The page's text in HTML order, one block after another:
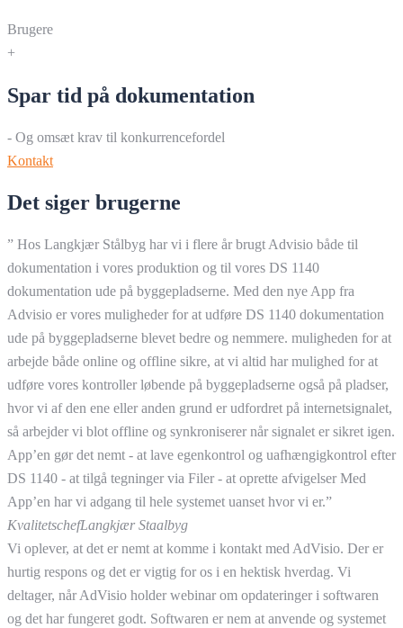
Brugere
+
Spar tid på dokumentation
- Og omsæt krav til konkurrencefordel
Kontakt
Det siger brugerne
” Hos Langkjær Stålbyg har vi i flere år brugt Advisio både til
dokumentation i vores produktion og til vores DS 1140
dokumentation ude på byggepladserne. Med den nye App fra
Advisio er vores muligheder for at udføre DS 1140 dokumentation
ude på byggepladserne blevet bedre og nemmere. muligheden for at
arbejde både online og offline sikre, at vi altid har mulighed for at
udføre vores kontroller løbende på byggepladserne også på pladser,
hvor vi af den ene eller anden grund er udfordret på internetsignalet,
så arbejder vi blot offline og synkroniserer når signalet er sikret igen.
App’en gør det nemt - at lave egenkontrol og uafhængigkontrol efter
DS 1140 - at tilgå tegninger via Filer - at oprette afvigelser Med
App’en har vi adgang til hele systemet uanset hvor vi er.”
KvalitetschefLangkjær Staalbyg
Vi oplever, at det er nemt at komme i kontakt med AdVisio. Der er
hurtig respons og det er vigtig for os i en hektisk hverdag. Vi
deltager, når AdVisio holder webinar om opdateringer i softwaren
og det har fungeret godt. Softwaren er nem at anvende og systemet